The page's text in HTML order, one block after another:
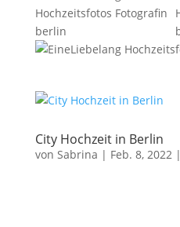
City Hochzeit in Berlin
von Sabrina | Feb. 8, 2022|